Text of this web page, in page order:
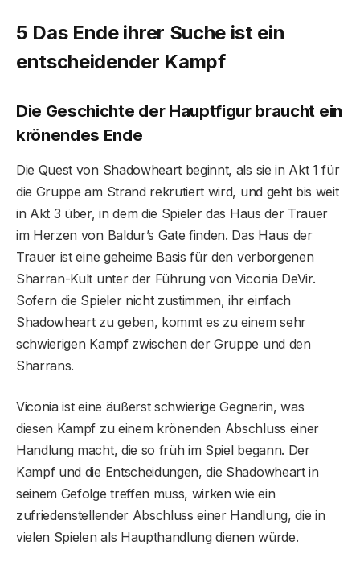
5 Das Ende ihrer Suche ist ein
entscheidender Kampf
Die Geschichte der Hauptfigur braucht ein
krönendes Ende
Die Quest von Shadowheart beginnt, als sie in Akt 1 für
die Gruppe am Strand rekrutiert wird, und geht bis weit
in Akt 3 über, in dem die Spieler das Haus der Trauer
im Herzen von Baldur’s Gate finden. Das Haus der
Trauer ist eine geheime Basis für den verborgenen
Sharran-Kult unter der Führung von Viconia DeVir.
Sofern die Spieler nicht zustimmen, ihr einfach
Shadowheart zu geben, kommt es zu einem sehr
schwierigen Kampf zwischen der Gruppe und den
Sharrans.
Viconia ist eine äußerst schwierige Gegnerin, was
diesen Kampf zu einem krönenden Abschluss einer
Handlung macht, die so früh im Spiel begann. Der
Kampf und die Entscheidungen, die Shadowheart in
seinem Gefolge treffen muss, wirken wie ein
zufriedenstellender Abschluss einer Handlung, die in
vielen Spielen als Haupthandlung dienen würde.